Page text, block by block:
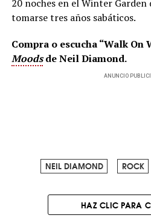
20 noches en el Winter Garden
tomarse tres años sabáticos.
Compra o escucha “Walk On
Moodsde Neil Diamond.
ANUNCIO
NEIL DIAMOND ROCK
HAZ CLIC PARA